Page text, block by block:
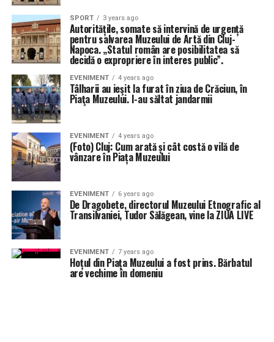
SPORT 3 years ago
Autoritățile, somate să intervină de urgență
pentru salvarea Muzeului de Artă din Cluj-
Napoca. „Statul român are posibilitatea să
decidă o expropriere în interes public”.
EVENIMENT 4 years ago
Tâlharii au ieşit la furat în ziua de Crăciun, în
Piaţa Muzeului. I-au săltat jandarmii
EVENIMENT 4 years ago
(Foto) Cluj: Cum arată și cât costă o vilă de
vânzare în Piața Muzeului
EVENIMENT 6 years ago
De Dragobete, directorul Muzeului Etnografic al
Transilvaniei, Tudor Sălăgean, vine la ZIUA LIVE
EVENIMENT 7 years ago
Hoțul din Piața Muzeului a fost prins. Bărbatul
are vechime în domeniu